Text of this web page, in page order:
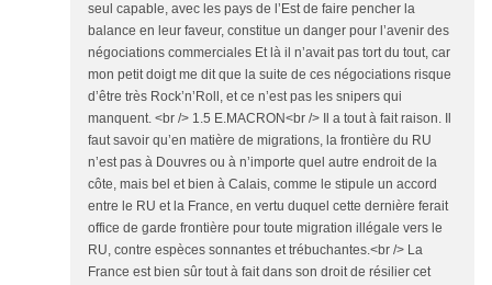
seul capable, avec les pays de l’Est de faire pencher la
balance en leur faveur, constitue un danger pour l’avenir des
négociations commerciales Et là il n’avait pas tort du tout, car
mon petit doigt me dit que la suite de ces négociations risque
d’être très Rock’n’Roll, et ce n’est pas les snipers qui
manquent. <br /> 1.5 E.MACRON<br /> Il a tout à fait raison. Il
faut savoir qu’en matière de migrations, la frontière du RU
n’est pas à Douvres ou à n’importe quel autre endroit de la
côte, mais bel et bien à Calais, comme le stipule un accord
entre le RU et la France, en vertu duquel cette dernière ferait
office de garde frontière pour toute migration illégale vers le
RU, contre espèces sonnantes et trébuchantes.<br /> La
France est bien sûr tout à fait dans son droit de résilier cet